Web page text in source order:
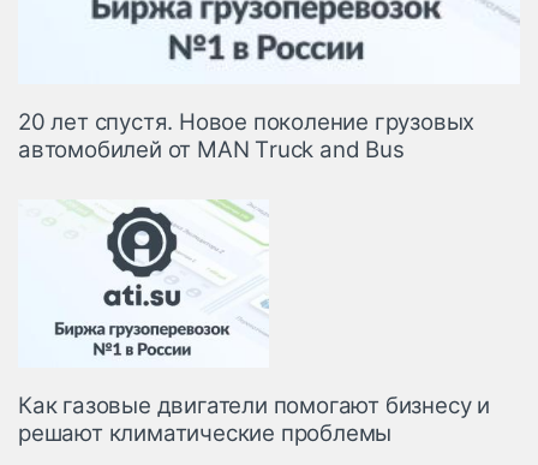
20 лет спустя. Новое поколение грузовых
автомобилей от МАN Тruck and Bus
Как газовые двигатели помогают бизнесу и
решают климатические проблемы